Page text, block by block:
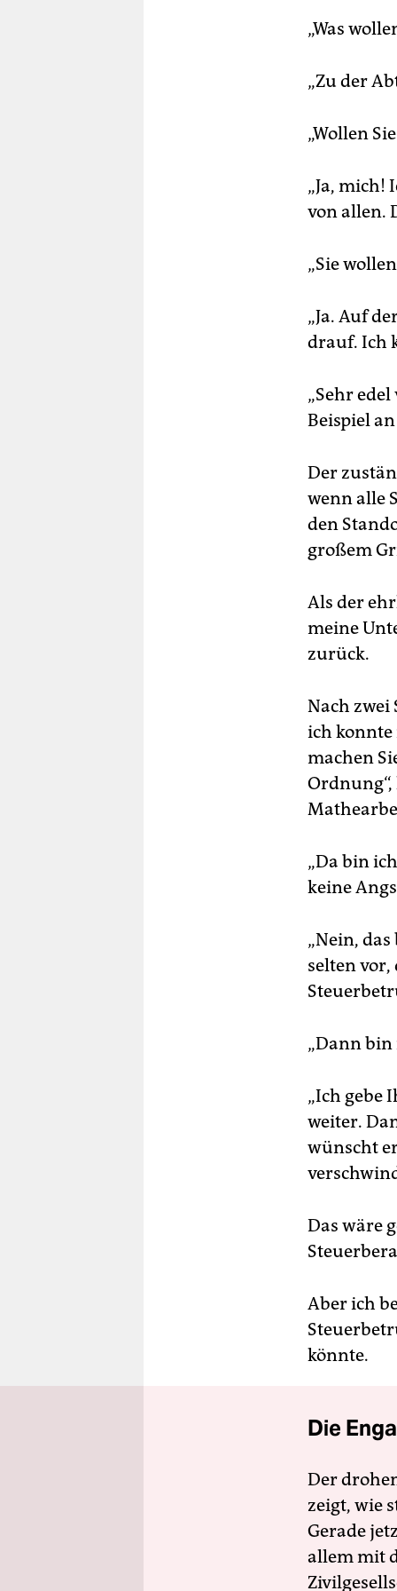
„Was
„Zu der
„Wollen
„Ja, mich!
von allen.
„Sie
„Ja. Auf
drauf. Ich
„Sehr
Beispiel
Der
wenn alle
den
großem
Als der
meine
zurück.
Nach zwei
ich
machen
„Da bin
keine
„Nein,
selten
„Dann
„Ich gebe
weiter.
wünscht
Das wäre
Aber ich
könnte.
Die
Der
zeigt, wie
Gerade
allem mit